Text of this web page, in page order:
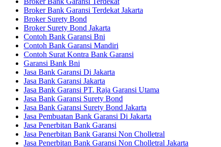
Broker Bank Garansi Terdekat Jakarta
Broker Surety Bond
Broker Surety Bond Jakarta
Contoh Bank Garansi Bni
Contoh Bank Garansi Mandiri
Contoh Surat Kontra Bank Garansi
Garansi Bank Bni
Jasa Bank Garansi Di Jakarta
Jasa Bank Garansi Jakarta
Jasa Bank Garansi PT. Raja Garansi Utama
Jasa Bank Garansi Surety Bond
Jasa Bank Garansi Surety Bond Jakarta
Jasa Pembuatan Bank Garansi Di Jakarta
Jasa Penerbitan Bank Garansi
Jasa Penerbitan Bank Garansi Non Cholletral
Jasa Penerbitan Bank Garansi Non Cholletral Jakarta